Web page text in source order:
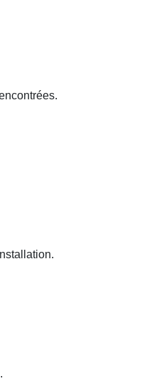
.